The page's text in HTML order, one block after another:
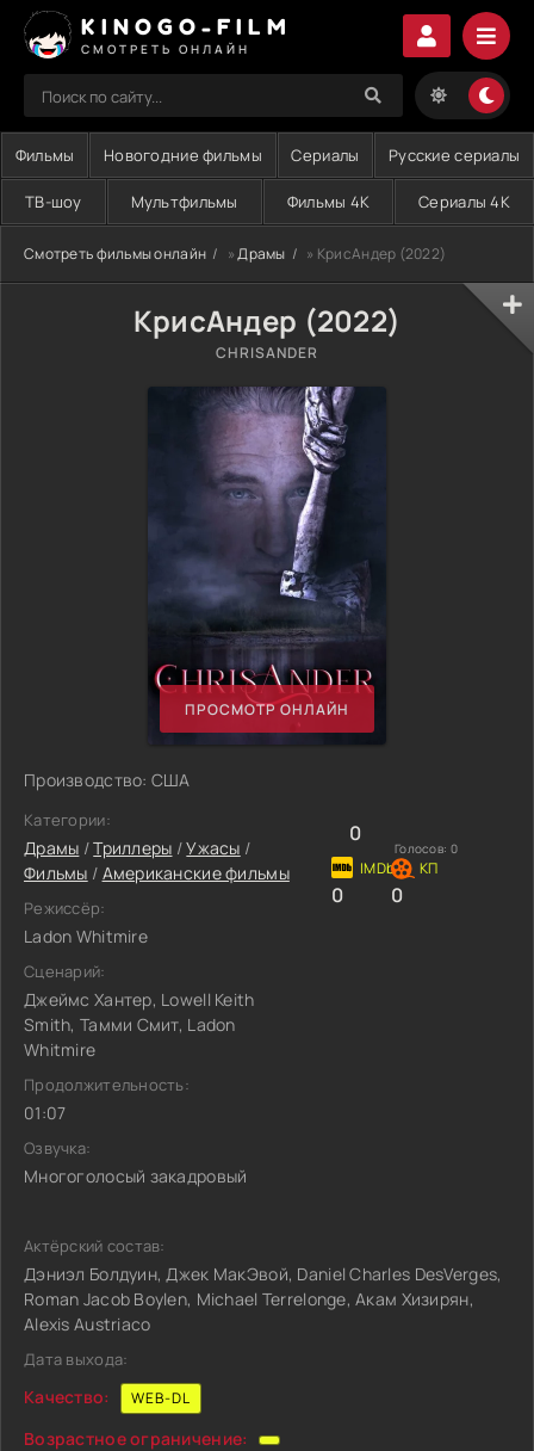
KINOGO-FILM
СМОТРЕТЬ ОНЛАЙН
Фильмы Новогодние фильмы Сериалы Русские сериалы
ТВ-шоу Мультфильмы Фильмы 4K Сериалы 4K
Смотреть фильмы онлайн »Драмы » КрисАндер (2022)
КрисАндер (2022)
CHRISANDER
ПРОСМОТР ОНЛАЙН
Производство: США
Категории:
Драмы /Триллеры /Ужасы /
Фильмы / Американские фильмы
Режиссёр:
Ladon Whitmire
Сценарий:
Джеймс Хантер, Lowell Keith
Smith, Тамми Смит, Ladon
Whitmire
Продолжительность:
01:07
Озвучка:
Многоголосый закадровый
0
Голосов: 0
0 0
Актёрский состав:
Дэниэл Болдуин, Джек МакЭвой, Daniel Charles DesVerges,
Roman Jacob Boylen, Michael Terrelonge, Акам Хизирян,
Alexis Austriaco
Дата выхода:
Качество: WEB-DL
Возрастное ограничение: